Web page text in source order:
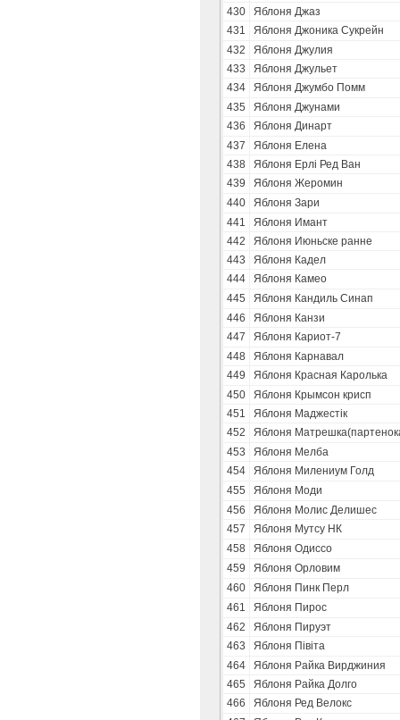
430
Яблоня Джаз
431
Яблоня Джоника Сукрейн
432
Яблоня Джулия
433
Яблоня Джульет
434
Яблоня Джумбо Помм
435
Яблоня Джунами
436
Яблоня Динарт
437
Яблоня Елена
438
Яблоня Ерлі Ред Ван
439
Яблоня Жеромин
440
Яблоня Зари
441
Яблоня Имант
442
Яблоня Июньске ранне
443
Яблоня Кадел
444
Яблоня Камео
445
Яблоня Кандиль Синап
446
Яблоня Канзи
447
Яблоня Кариот-7
448
Яблоня Карнавал
449
Яблоня Красная Каролька
450
Яблоня Крымсон крисп
451
Яблоня Маджестік
452
Яблоня
453
Яблоня Мелба
454
Яблоня Милениум Голд
455
Яблоня Моди
456
Яблоня Молис Делишес
457
Яблоня Мутсу НК
458
Яблоня Одиссо
459
Яблоня Орловим
460
Яблоня Пинк Перл
461
Яблоня Пирос
462
Яблоня Пируэт
463
Яблоня Півіта
464
Яблоня Райка Вирджиния
465
Яблоня Райка Долго
466
Яблоня Ред Велокс